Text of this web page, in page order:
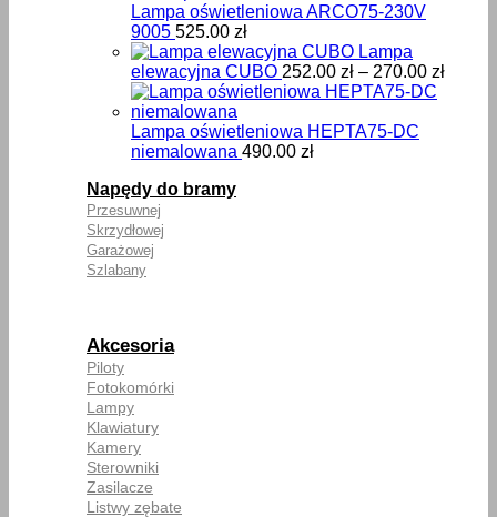
Lampa oświetleniowa ARCO75-230V
9005 525.00 zł
Lampa
elewacyjna CUBO 252.00 zł – 270.00 złZakres
Lampa oświetleniowa HEPTA75-DC
niemalowana 490.00 zł
Napędy do bramy
Przesuwnej
Skrzydłowej
Garażowej
Szlabany
Akcesoria
Piloty
Fotokomórki
Lampy
Klawiatury
Kamery
Sterowniki
Zasilacze
Listwy zębate